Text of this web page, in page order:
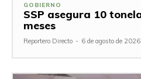
GOBIERNO
SSP asegura 10
meses
Reportero Directo - 6 de agosto de 2026